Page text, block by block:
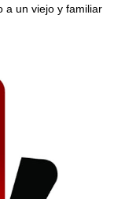
a un viejo y familiar